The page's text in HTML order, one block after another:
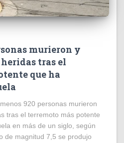
murieron y
tras el
que ha
920 personas murieron
tras el terremoto más potente
en más de un siglo, según
de magnitud 7,5 se produjo